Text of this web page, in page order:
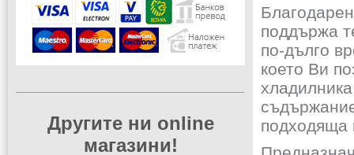
поддържа
по-дълго
което Ви
подходяща
Другите ни online
магазини!